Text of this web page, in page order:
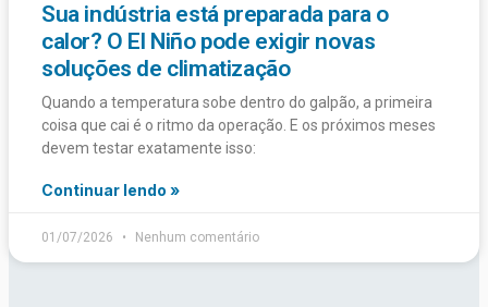
Sua indústria está preparada para o
calor? O El Niño pode exigir novas
soluções de climatização
Quando a temperatura sobe dentro do galpão, a primeira
coisa que cai é o ritmo da operação. E os próximos meses
devem testar exatamente isso:
Continuar lendo »
01/07/2026 Nenhum comentário